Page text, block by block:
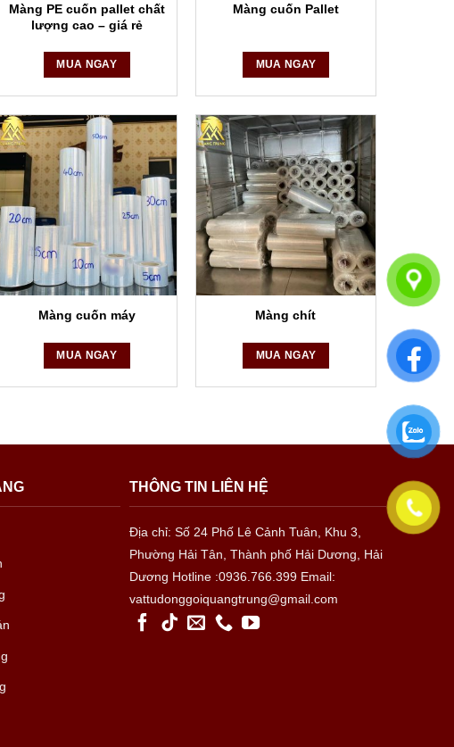
Màng PE cuốn pallet chất
lượng cao – giá rẻ
MUA NGAY
Màng cuốn Pallet
MUA NGAY
Màng cuốn máy
MUA NGAY
Màng chít
MUA NGAY
THÔNG TIN LIÊN HỆ
Địa chỉ: Số 24 Phố Lê Cảnh Tuân, Khu 3,
Phường Hải Tân, Thành phố Hải Dương, Hải
Dương Hotline :0936.766.399 Email:
vattudonggoiquangtrung@gmail.com